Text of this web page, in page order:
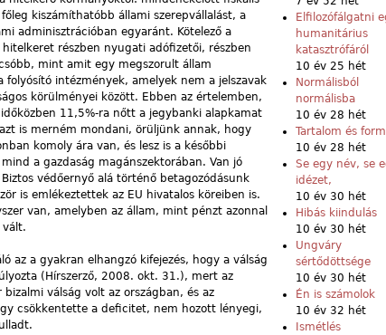
kiszámíthatóbb állami szerepvállalást, a
adminisztrációban egyaránt. Kötelező a
részben nyugati adófizetői, részben
mint amit egy megszorult állam
intézmények, amelyek nem a jelszavak
körülményei között. Ebben az értelemben,
11,5%-ra nőtt a jegybanki alapkamat
is merném mondani, örüljünk annak, hogy
komoly ára van, és lesz is a későbbi
a gazdaság magánszektorában. Van jó
védőernyő alá történő betagozódásunk
is emlékeztettek az EU hivatalos körei­ben is.
van, amelyben az állam, mint pénzt azonnal
vált.
az a gyakran elhangzó kifejezés, hogy a válság
(Hírszerző, 2008. okt. 31.), mert az
válság volt az országban, és az
csökkentette a deficitet, nem hozott lényegi,
Elfilozófálgatni
humanitárius
katasztrófáról
10 év 25 hét
Normálisból
normálisba
10 év 28 hét
Tartalom és
10 év 28 hét
Se egy név, se
idézet,
10 év 30 hét
Hibás kiindulás
10 év 30 hét
Ungváry
sértődöttsége
10 év 30 hét
Én is számolok
10 év 32 hét
Ismétlés